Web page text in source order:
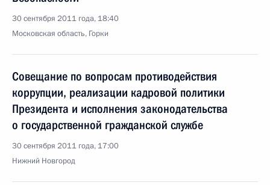
30 сентября 2011 года, 18:40
Московская область, Горки
Совещание по вопросам противодействия
коррупции, реализации кадровой политики
Президента и исполнения законодательства
о государственной гражданской службе
30 сентября 2011 года, 17:00
Нижний Новгород